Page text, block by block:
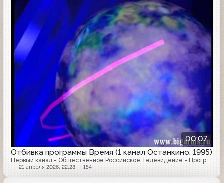
00:07
Отбивка программы Время (1 канал Останкино, 1995)
Первый канал - Общественное Российское Телевидение - Программа "Время" - Программа "Новости" - Телевизионные заставки - Игорь Барбэ
21 апреля 2026, 22:28 154